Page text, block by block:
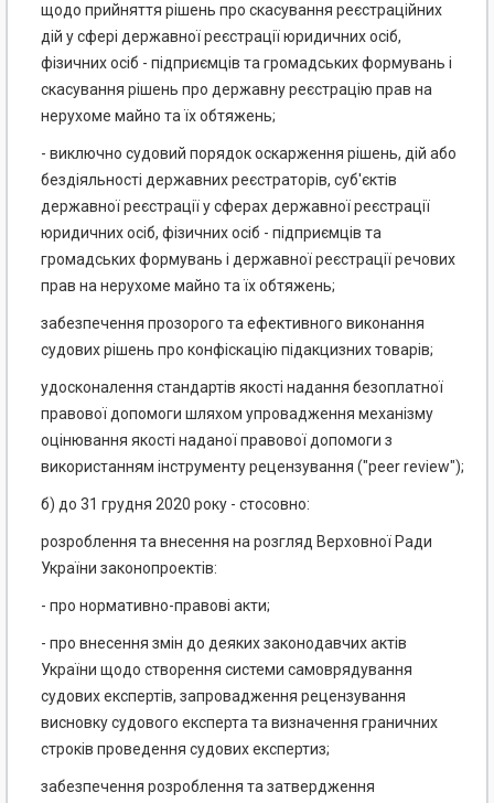
щодо прийняття рішень про скасування реєстраційних
дій у сфері державної реєстрації юридичних осіб,
фізичних осіб - підприємців та громадських формувань і
скасування рішень про державну реєстрацію прав на
нерухоме майно та їх обтяжень;
- виключно судовий порядок оскарження рішень, дій або
бездіяльності державних реєстраторів, суб'єктів
державної реєстрації у сферах державної реєстрації
юридичних осіб, фізичних осіб - підприємців та
громадських формувань і державної реєстрації речових
прав на нерухоме майно та їх обтяжень;
забезпечення прозорого та ефективного виконання
судових рішень про конфіскацію підакцизних товарів;
удосконалення стандартів якості надання безоплатної
правової допомоги шляхом упровадження механізму
оцінювання якості наданої правової допомоги з
використанням інструменту рецензування ("peer review");
б) до 31 грудня 2020 року - стосовно:
розроблення та внесення на розгляд Верховної Ради
України законопроектів:
- про нормативно-правові акти;
- про внесення змін до деяких законодавчих актів
України щодо створення системи самоврядування
судових експертів, запровадження рецензування
висновку судового експерта та визначення граничних
строків проведення судових експертиз;
забезпечення розроблення та затвердження